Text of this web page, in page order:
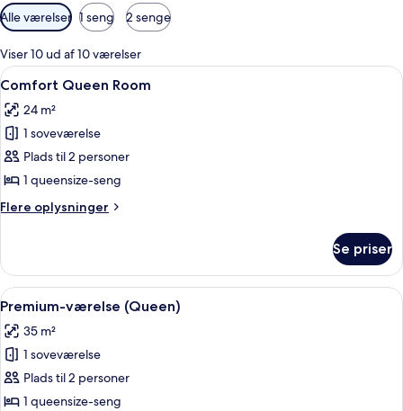
Tilgængelige
filtre
for
værelser
Alle værelser 1 seng 2 senge
Viser 10 ud af 10 værelser
Indlæs
alle
billeder
af
Comfort
Queen
Room
Et hotelværelse med en stor seng, et
8
Comfort Queen Room
24 m²
1 soveværelse
Plads til 2 personer
1 queensize-seng
Flere oplysninger
Flere
Queen
Room
Se priser
Indlæs
alle
billeder
af
Premium-
værelse
Et hotelværelse med seng,
6
Premium-værelse (Queen)
35 m²
1 soveværelse
Plads til 2 personer
1 queensize-seng